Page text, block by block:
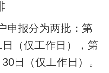
报分为两批：第
（仅工作日），第
日（仅工作日）。